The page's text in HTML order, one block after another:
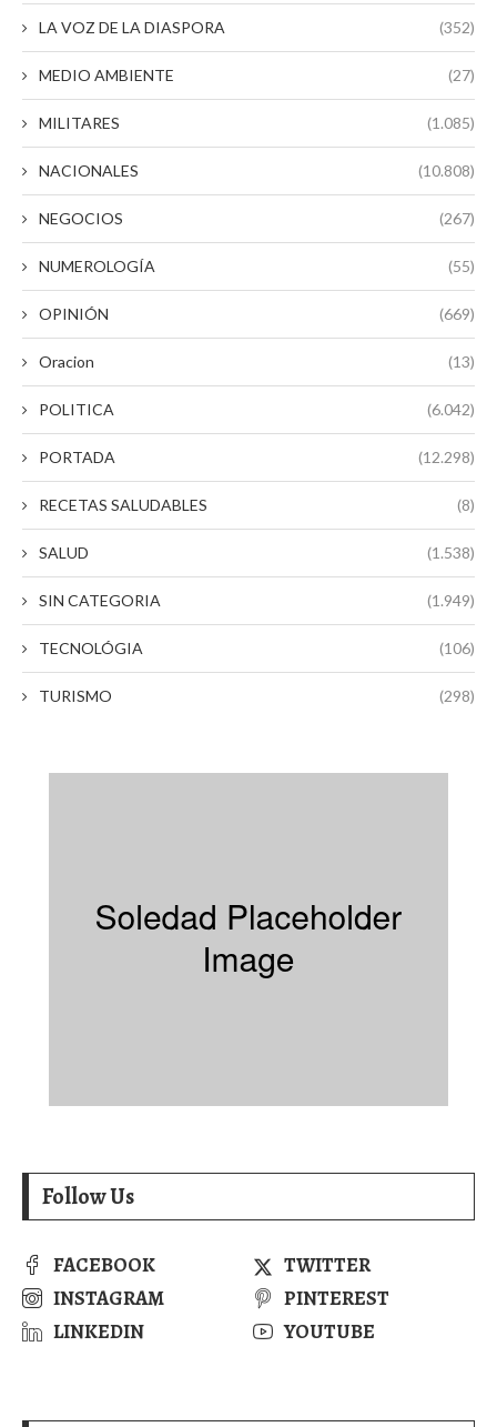
LA VOZ DE LA DIASPORA (352)
MEDIO AMBIENTE (27)
MILITARES (1.085)
NACIONALES (10.808)
NEGOCIOS (267)
NUMEROLOGÍA (55)
OPINIÓN (669)
Oracion (13)
POLITICA (6.042)
PORTADA (12.298)
RECETAS SALUDABLES (8)
SALUD (1.538)
SIN CATEGORIA (1.949)
TECNOLÓGIA (106)
TURISMO (298)
Follow Us
FACEBOOK
TWITTER
INSTAGRAM
PINTEREST
LINKEDIN
YOUTUBE